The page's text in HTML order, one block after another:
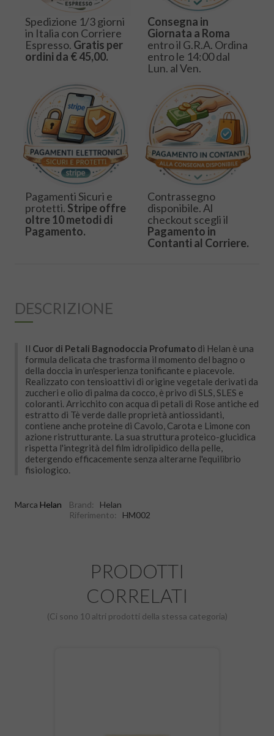
Spedizione 1/3 giorni
in Italia con Corriere
Espresso. Gratis per
ordini da € 45,00.
Consegna in
Giornata a Roma
entro il G.R.A. Ordina
entro le 14:00 dal
Lun. al Ven.
Pagamenti Sicuri e
protetti. Stripe offre
oltre 10 metodi di
Pagamento.
Contrassegno
disponibile. Al
checkout scegli il
Pagamento in
Contanti al Corriere.
DESCRIZIONE
Il Cuor di Petali Bagnodoccia Profumato di Helan è una
formula delicata che trasforma il momento del bagno o
della doccia in un'esperienza tonificante e piacevole.
Realizzato con tensioattivi di origine vegetale derivati da
zuccheri e olio di palma da cocco, è privo di SLS, SLES e
coloranti. Arricchito con acqua di petali di Rose antiche ed
estratto di Tè verde dalle proprietà antiossidanti,
contiene anche proteine di Cavolo, Carota e Limone con
azione ristrutturante. La sua struttura proteico-glucidica
rispetta l'integrità del film idrolipidico della pelle,
detergendo efficacemente senza alterarne l'equilibrio
fisiologico.
Marca Helan Brand:
Helan
Riferimento:
HM002
PRODOTTI
CORRELATI
(Ci sono 10 altri prodotti della stessa categoria)